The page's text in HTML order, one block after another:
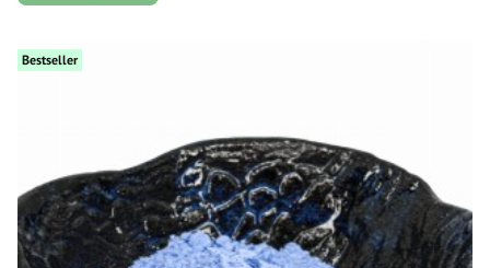
Bestseller